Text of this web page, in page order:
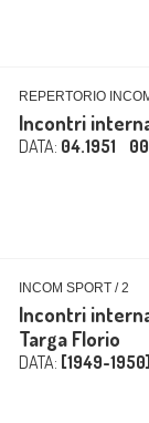
REPERTORIO
Incontri
DATA: 04.1951
INCOM SPORT / 2
Incontri
Targa Florio
DATA: [1949-